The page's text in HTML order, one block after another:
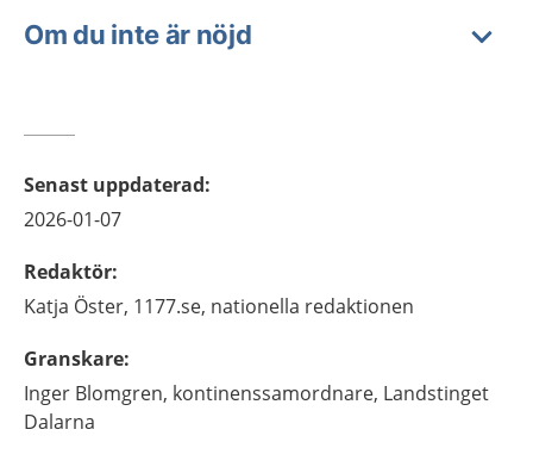
Om du inte är nöjd
Senast uppdaterad:
2026-01-07
Redaktör:
Katja Öster, 1177.se, nationella redaktionen
Granskare:
Inger Blomgren, kontinenssamordnare, Landstinget
Dalarna